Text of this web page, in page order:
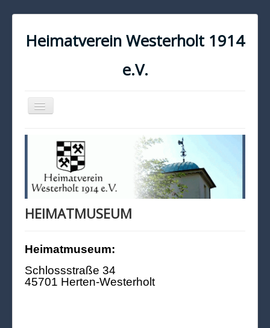
Heimatverein Westerholt 1914
e.V.
Navigation
an/aus
KONTAKT
IMPRESSUM
DATENSCHUTZ
HEIMATMUSEUM
Heimatmuseum:
Schlossstraße 34
45701 Herten-Westerholt